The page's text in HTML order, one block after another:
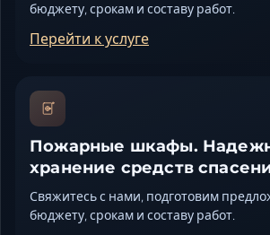
бюджету, срокам и составу работ.
Перейти к услуге
Пожарные шкафы.
хранение средств
Свяжитесь с нами, подготовим
бюджету, срокам и составу работ.